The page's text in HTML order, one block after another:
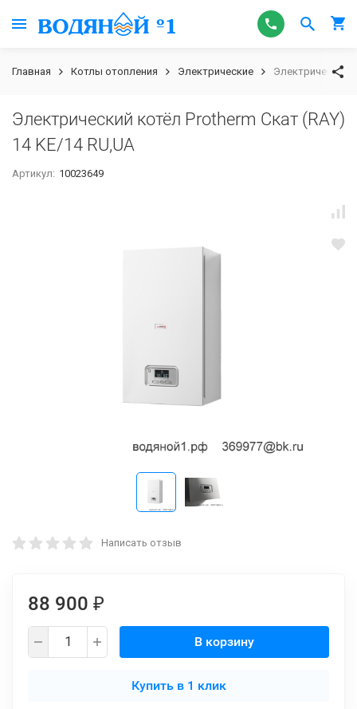
Главная Котлы отопления Электрические Электрический
Электрический котёл Protherm Скат (RAY)
14 KE/14 RU,UA
Артикул: 10023649
Написать отзыв
88 900 ₽
В корзину
Купить в 1 клик